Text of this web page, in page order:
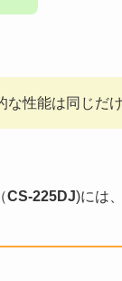
な性能は同じだけ
CS-225DJ)には、